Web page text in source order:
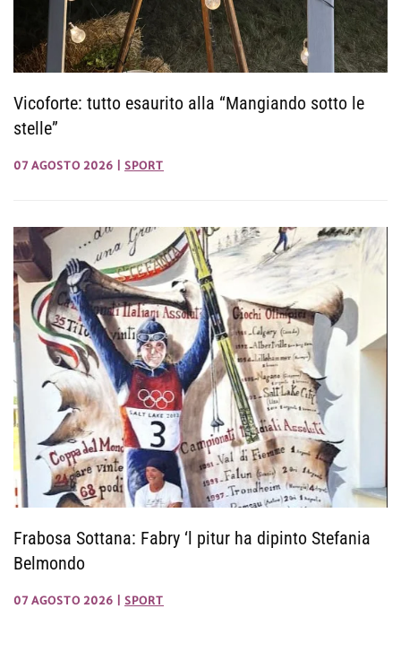
Vicoforte: tutto esaurito alla “Mangiando sotto le
stelle”
07 AGOSTO 2026 SPORT
Frabosa Sottana: Fabry ‘l pitur ha dipinto Stefania
Belmondo
07 AGOSTO 2026 SPORT